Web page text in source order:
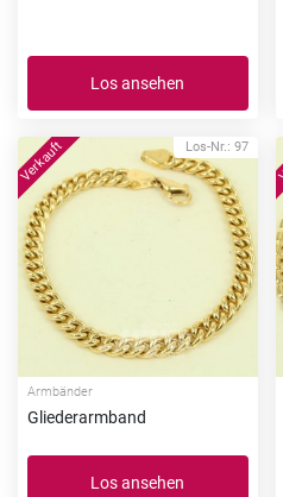
Los ansehen
Los-Nr.: 97
Armbänder
Gliederarmband
Los ansehen